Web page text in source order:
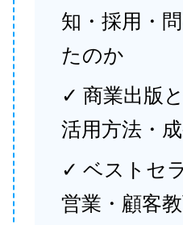
知・採用・
たのか
✓ 商業出版
活用方法・
✓ ベストセ
営業・顧客